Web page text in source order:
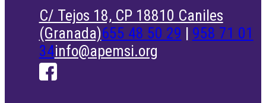
C/ Tejos 18, CP 18810 Caniles
(Granada)655 48 50 29 | 958 71 01
34info@apemsi.org